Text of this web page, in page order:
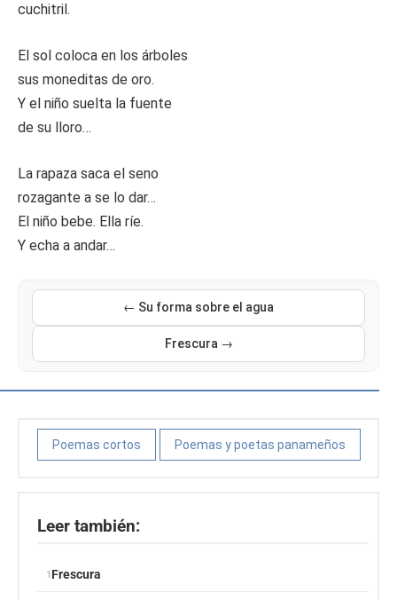
cuchitril.
El sol coloca en los árboles
sus moneditas de oro.
Y el niño suelta la fuente
de su lloro…
La rapaza saca el seno
rozagante a se lo dar…
El niño bebe. Ella ríe.
Y echa a andar…
← Su forma sobre el agua
Frescura →
Poemas cortos Poemas y poetas panameños
Leer también:
Frescura